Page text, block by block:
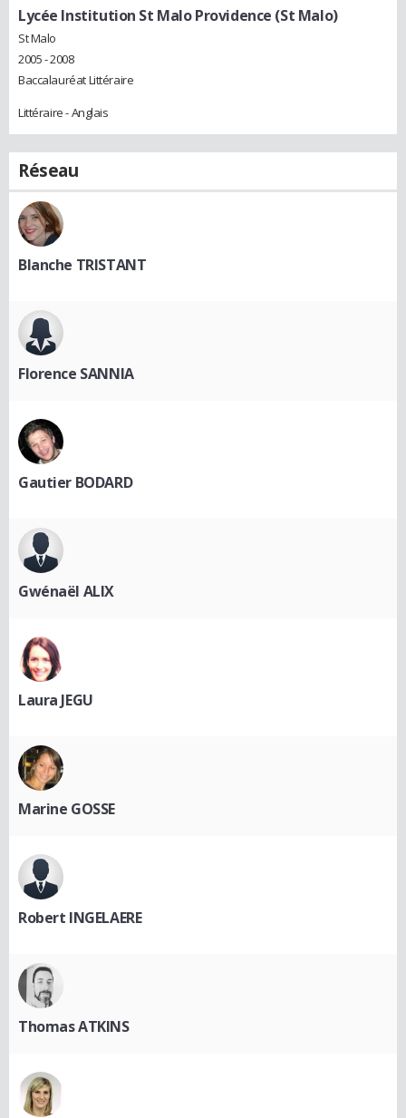
Lycée Institution St Malo Providence (St Malo)
St Malo
2005 - 2008
Baccalauréat Littéraire
Littéraire - Anglais
Réseau
Blanche TRISTANT
Florence SANNIA
Gautier BODARD
Gwénaël ALIX
Laura JEGU
Marine GOSSE
Robert INGELAERE
Thomas ATKINS